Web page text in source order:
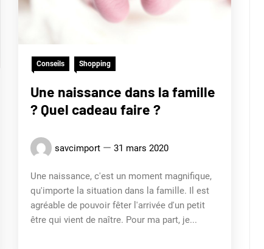
Conseils Shopping
Une naissance dans la famille
? Quel cadeau faire ?
savcimport 31 mars 2020
Une naissance, c'est un moment magnifique,
qu'importe la situation dans la famille. Il est
agréable de pouvoir fêter l'arrivée d'un petit
être qui vient de naître. Pour ma part, je...